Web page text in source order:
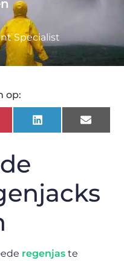
Specialist
op:
LinkedIn Email
regenjas te